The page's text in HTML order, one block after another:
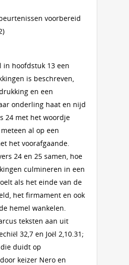
voorbereid
in hoofdstuk 13 een
is beschreven,
en een
onderling haat en nijd
24 met het woordje
meteen al op een
het voorafgaande.
24 en 25 samen, hoe
culmineren in een
als het einde van de
het firmament en ook
hemel wankelen.
teksten aan uit
32,7 en Joël 2,10.31;
duidt op
keizer Nero en